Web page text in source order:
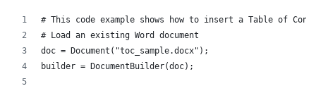
# This code example shows how to insert a Table of
# Load an existing Word document
doc = Document("toc_sample.docx");
builder = DocumentBuilder(doc);